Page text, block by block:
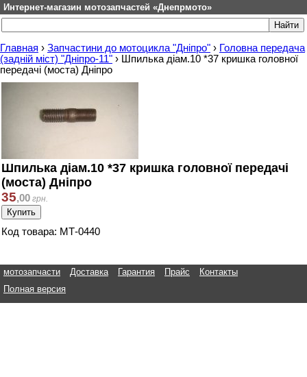
Интернет-магазин мотозапчастей «Днепрмото»
Главная › Запчастини до мотоцикла "Дніпро" › Головна передача
(задній міст) "Дніпро-11" › Шпилька діам.10 *37 кришка головної
передачі (моста) Дніпро
Шпилька діам.10 *37 кришка головної передачі
(моста) Дніпро
35,00 грн.
Код товара: МТ-0440
мотозапчасти Доставка Гарантия Прайс
Контакты
Полная версия